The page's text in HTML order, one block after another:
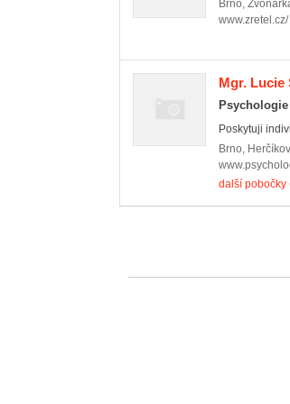
Brno,
www.zretel.cz/
Mgr. Lucie
Poskytuji
Brno,
další pobočky